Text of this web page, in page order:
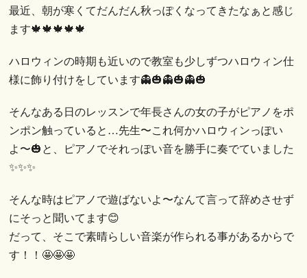
最近、朝が寒くてだんだん秋っぽくなってきたなぁと感じ
ます🍁🍁🍁🍁🍁
ハロウィンの時期も近いので教室も少しずつハロウィン仕
様に飾り付けをしています👻🎃👻🎃👻🎃
そんなある日のレッスンで年長さんの女の子がピアノをポ
ンポン触っていると…先生〜これ何かハロウィンっぽい
よ〜🎃と、ピアノでそれっぽい音を勝手に奏でていました
✨✨✨
そんな時はピアノで遊ばないよ〜なんて言って辞めさせず
にそっと聞いてます😊
だって、そこで素晴らしい音楽が作られる事があるからで
す！！🤩🤩🤩